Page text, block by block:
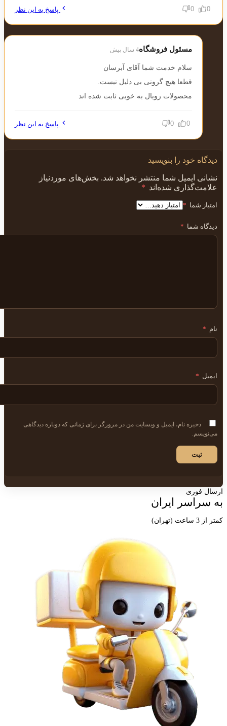
0
0 پاسخ به این نظر
مسئول فروشگاه4 سال پیش
سلام خدمت شما آقای آبرسان
قطعا هیچ گرونی بی دلیل نیست.
محصولات رویال به خوبی ثابت شده اند
0
0 پاسخ به این نظر
دیدگاه خود را بنویسید
نشانی ایمیل شما منتشر نخواهد شد. بخش‌های موردنیاز
علامت‌گذاری شده‌اند *
امتیاز شما *
دیدگاه شما *
نام *
ایمیل *
ذخیره نام، ایمیل و وبسایت من در مرورگر برای زمانی که دوباره دیدگاهی
می‌نویسم.
ارسال فوری
به سراسر ایران
کمتر از 3 ساعت (تهران)